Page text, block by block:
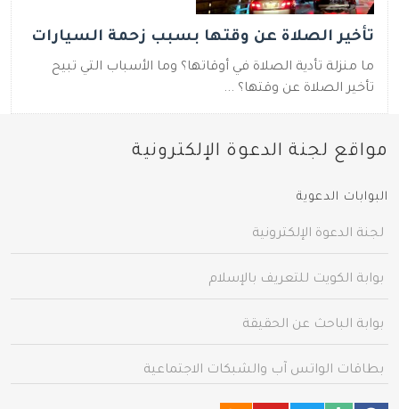
تأخير الصلاة عن وقتها بسبب زحمة السيارات
ما منزلة تأدية الصلاة في أوقاتها؟ وما الأسباب التي تبيح
تأخير الصلاة عن وقتها؟ ...
مواقع لجنة الدعوة الإلكترونية
البوابات الدعوية
لجنة الدعوة الإلكترونية
بوابة الكويت للتعريف بالإسلام
بوابة الباحث عن الحقيقة
بطاقات الواتس آب والشبكات الاجتماعية